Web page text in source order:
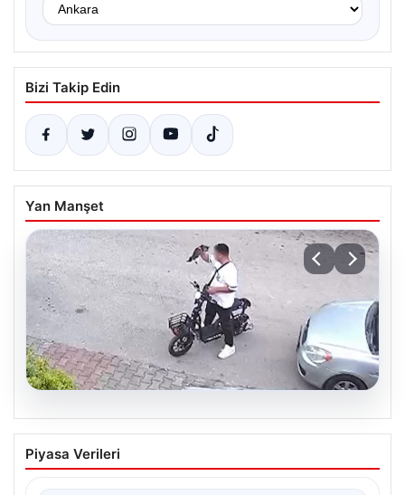
Bizi Takip Edin
Yan Manşet
Bolu’da Vahşet: Yavru Kediye İşlenen
İğrenç Olay Kameralara Yansıdı
Piyasa Verileri